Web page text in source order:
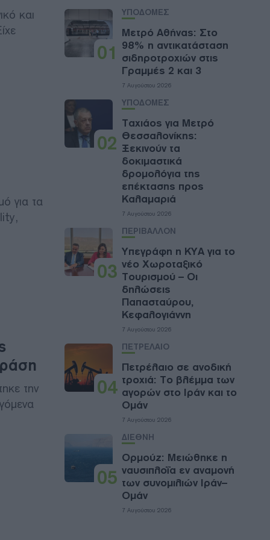
και
για τα
την
01
ΥΠΟΔΟΜΕΣ
Μετρό Αθήνας: Στο
98% η αντικατάσταση
σιδηροτροχιών στις
Γραμμές 2 και 3
7 Αυγούστου 2026
02
ΥΠΟΔΟΜΕΣ
Ταχιάος για Μετρό
Θεσσαλονίκης:
Ξεκινούν τα
δοκιμαστικά
δρομολόγια της
επέκτασης προς
Καλαμαριά
7 Αυγούστου 2026
03
ΠΕΡΙΒΑΛΛΟΝ
Υπεγράφη η ΚΥΑ για το
νέο Χωροταξικό
Τουρισμού – Οι
δηλώσεις
Παπασταύρου,
Κεφαλογιάννη
7 Αυγούστου 2026
04
ΠΕΤΡΕΛΑΙΟ
Πετρέλαιο σε ανοδική
τροχιά: Το βλέμμα των
αγορών στο Ιράν και το
Ομάν
7 Αυγούστου 2026
05
ΔΙΕΘΝΗ
Ορμούζ: Μειώθηκε η
ναυσιπλοΐα εν αναμονή
των συνομιλιών Ιράν–
Ομάν
7 Αυγούστου 2026